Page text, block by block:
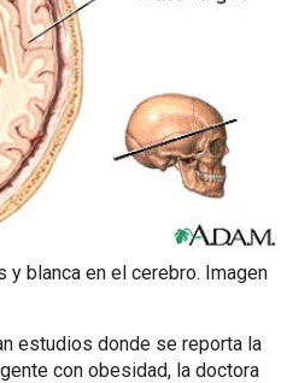
blanca en el cerebro. Imagen
estudios donde se reporta la
con obesidad, la doctora